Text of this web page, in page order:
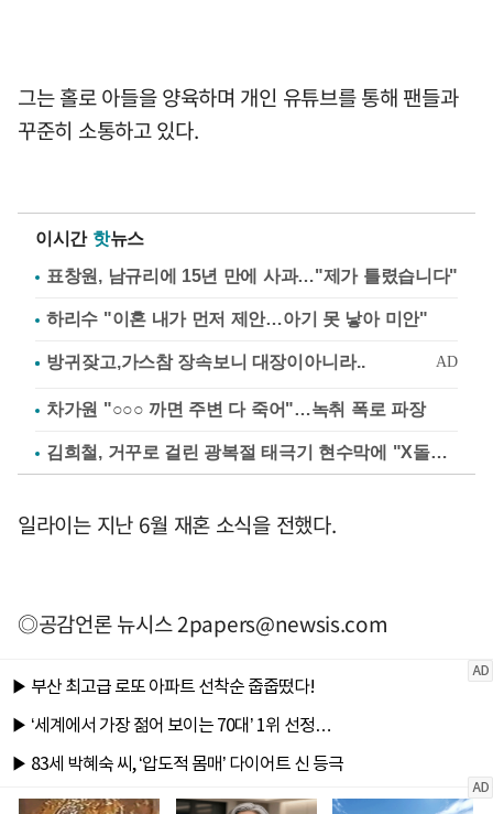
그는 홀로 아들을 양육하며 개인 유튜브를 통해 팬들과
꾸준히 소통하고 있다.
이시간 핫뉴스
표창원, 남규리에 15년 만에 사과…"제가 틀렸습니다"
하리수 "이혼 내가 먼저 제안…아기 못 낳아 미안"
차가원 "○○○ 까면 주변 다 죽어"…녹취 폭로 파장
김희철, 거꾸로 걸린 광복절 태극기 현수막에 "X돌았네"
일라이는 지난 6월 재혼 소식을 전했다.
◎공감언론 뉴시스2papers@newsis.com